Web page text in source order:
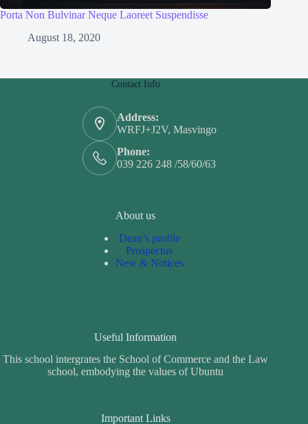
Porta Non Bulvinar Neque Laoreet Suspendisse
August 18, 2020
Contact Info
Address:
WRFJ+J2V, Masvingo
Phone:
039 226 248 /58/60/63
About us
Dean’s profile
Prospectus
New & Notices
Useful Information
This school intergrates the School of Commerce and the Law
school, embodying the values of Ubuntu
Important Links